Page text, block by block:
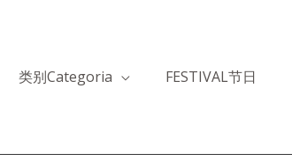
类别Categoria FESTIVAL节日